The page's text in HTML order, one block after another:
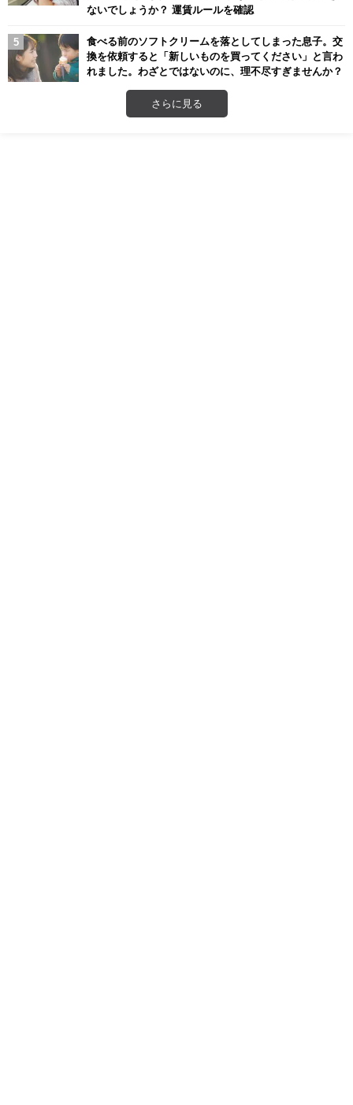
ないでしょうか？ 運賃ルールを確認
食べる前のソフトクリームを落としてしまった息子。交
換を依頼すると「新しいものを買ってください」と言わ
れました。わざとではないのに、理不尽すぎませんか？
さらに見る